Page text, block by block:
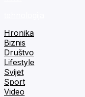
Hronika
Biznis
Društvo
Lifestyle
Svijet
Sport
Video